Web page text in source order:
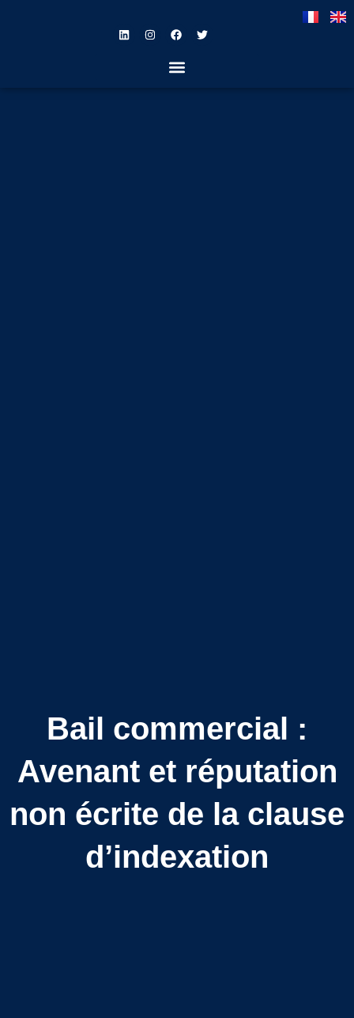
Bail commercial :
Avenant et réputation
non écrite de la clause
d’indexation